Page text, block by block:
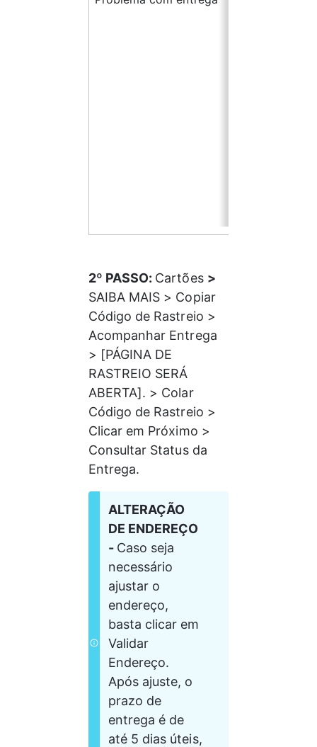
2º PASSO: Cartões >
SAIBA MAIS > Copiar
Código de Rastreio >
Acompanhar Entrega
> [PÁGINA DE
RASTREIO SERÁ
ABERTA]. > Colar
Código de Rastreio >
Clicar em Próximo >
Consultar Status da
Entrega.
ALTERAÇÃO
DE ENDEREÇO
- Caso seja
necessário
ajustar o
endereço,
basta clicar em
Validar
Endereço.
Após ajuste, o
prazo de
entrega é de
até 5 dias úteis,